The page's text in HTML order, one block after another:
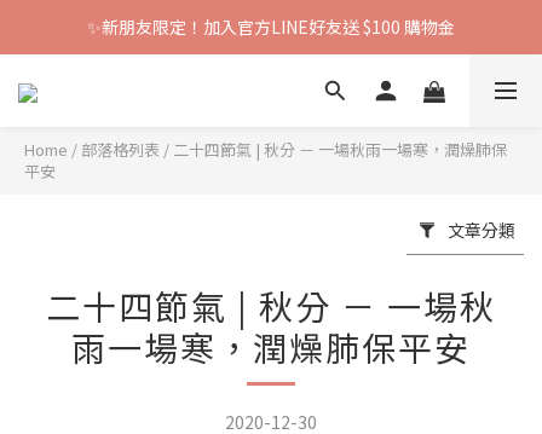
✨新朋友限定！加入官方LINE好友送 $100 購物金
Home / 部落格列表 / 二十四節氣 | 秋分 － 一場秋雨一場寒，潤燥肺保
平安
文章分類
二十四節氣 | 秋分 － 一場秋
雨一場寒，潤燥肺保平安
2020-12-30